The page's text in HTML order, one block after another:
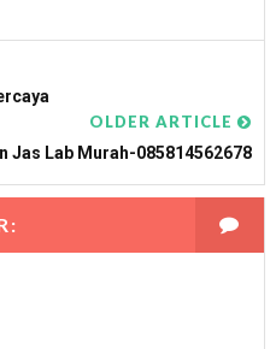
OLDER ARTICLE
Jas Lab Murah-085814562678